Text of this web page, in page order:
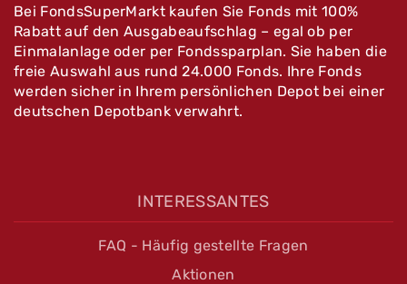
Bei FondsSuperMarkt kaufen Sie Fonds mit 100%
Rabatt auf den Ausgabeaufschlag – egal ob per
Einmalanlage oder per Fondssparplan. Sie haben die
freie Auswahl aus rund 24.000 Fonds. Ihre Fonds
werden sicher in Ihrem persönlichen Depot bei einer
deutschen Depotbank verwahrt.
INTERESSANTES
FAQ - Häufig gestellte Fragen
Aktionen